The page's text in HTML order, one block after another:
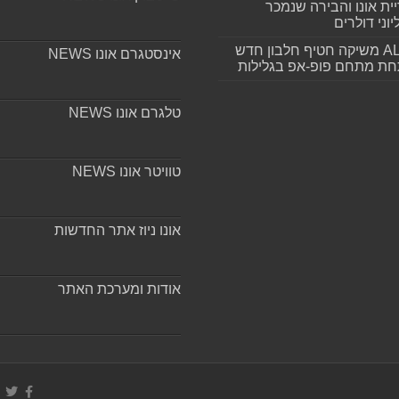
אונו והבירה שנמכר
דולרים
ALLIN משיקה חטיף חלבון חדש
מתחם פופ-אפ בגלילות
אינסטגרם אונו NEWS
טלגרם אונו NEWS
טוויטר אונו NEWS
אונו ניוז אתר החדשות
אודות ומערכת האתר